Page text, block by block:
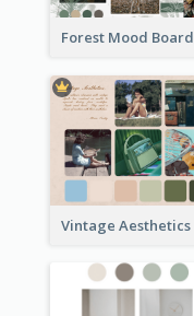
Forest Mood Board